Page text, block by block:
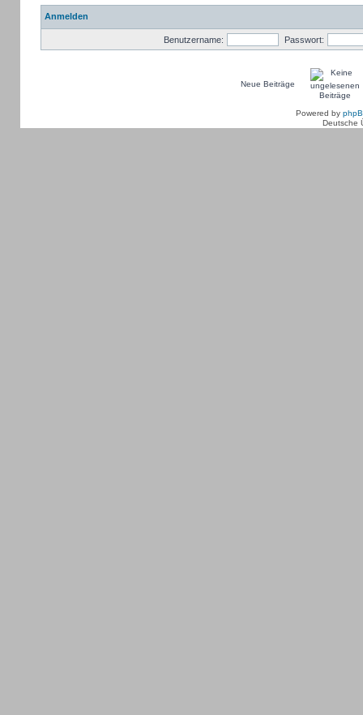
Anmelden
Benutzername: Passwort:
Neue Beiträge
Powered by
Deutsche